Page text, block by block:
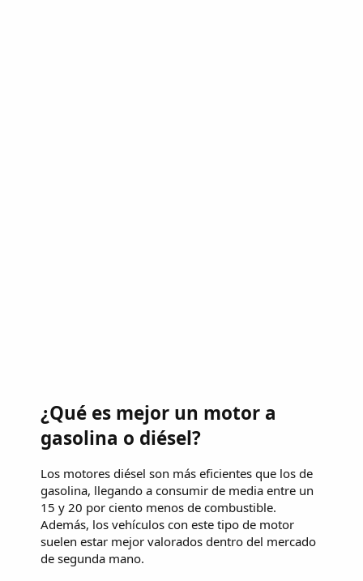
¿Qué es mejor un motor a
gasolina o diésel?
Los motores diésel son más eficientes que los de
gasolina, llegando a consumir de media entre un
15 y 20 por ciento menos de combustible.
Además, los vehículos con este tipo de motor
suelen estar mejor valorados dentro del mercado
de segunda mano.